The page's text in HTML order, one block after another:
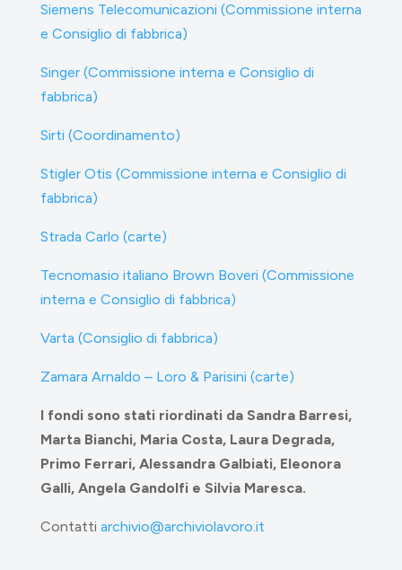
Siemens Telecomunicazioni (Commissione interna
e Consiglio di fabbrica)
Singer (Commissione interna e Consiglio di
fabbrica)
Sirti (Coordinamento)
Stigler Otis (Commissione interna e Consiglio di
fabbrica)
Strada Carlo (carte)
Tecnomasio italiano Brown Boveri (Commissione
interna e Consiglio di fabbrica)
Varta (Consiglio di fabbrica)
Zamara Arnaldo – Loro & Parisini (carte)
I fondi sono stati riordinati da Sandra Barresi,
Marta Bianchi, Maria Costa, Laura Degrada,
Primo Ferrari, Alessandra Galbiati, Eleonora
Galli, Angela Gandolfi e Silvia Maresca.
Contatti archivio@archiviolavoro.it